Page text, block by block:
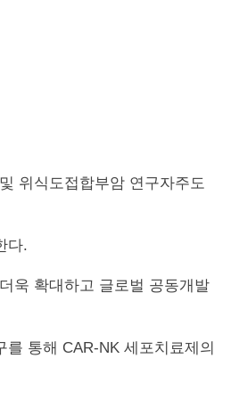
위식도접합부암 연구자주도
다.
욱 확대하고 글로벌 공동개발
통해 CAR-NK 세포치료제의